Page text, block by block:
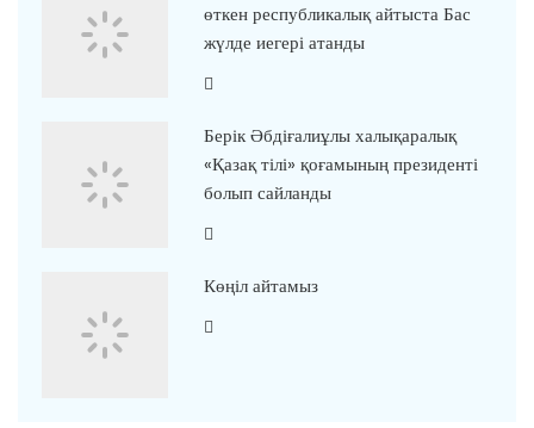
өткен республикалық айтыста Бас
жүлде иегері атанды
Берік Әбдіғалиұлы халықаралық
«Қазақ тілі» қоғамының президенті
болып сайланды
Көңіл айтамыз